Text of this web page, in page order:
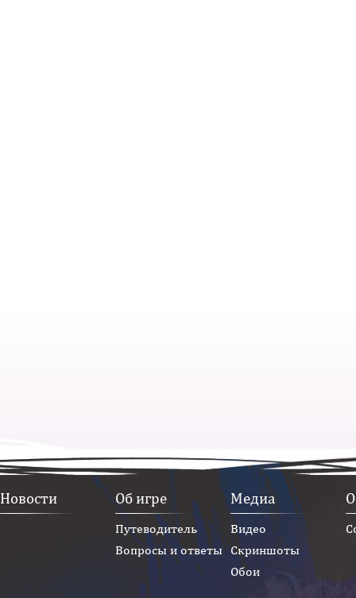
Новости Об игре
Путеводитель
Вопросы и ответы
Медиа
Видео
Скриншоты
Обои